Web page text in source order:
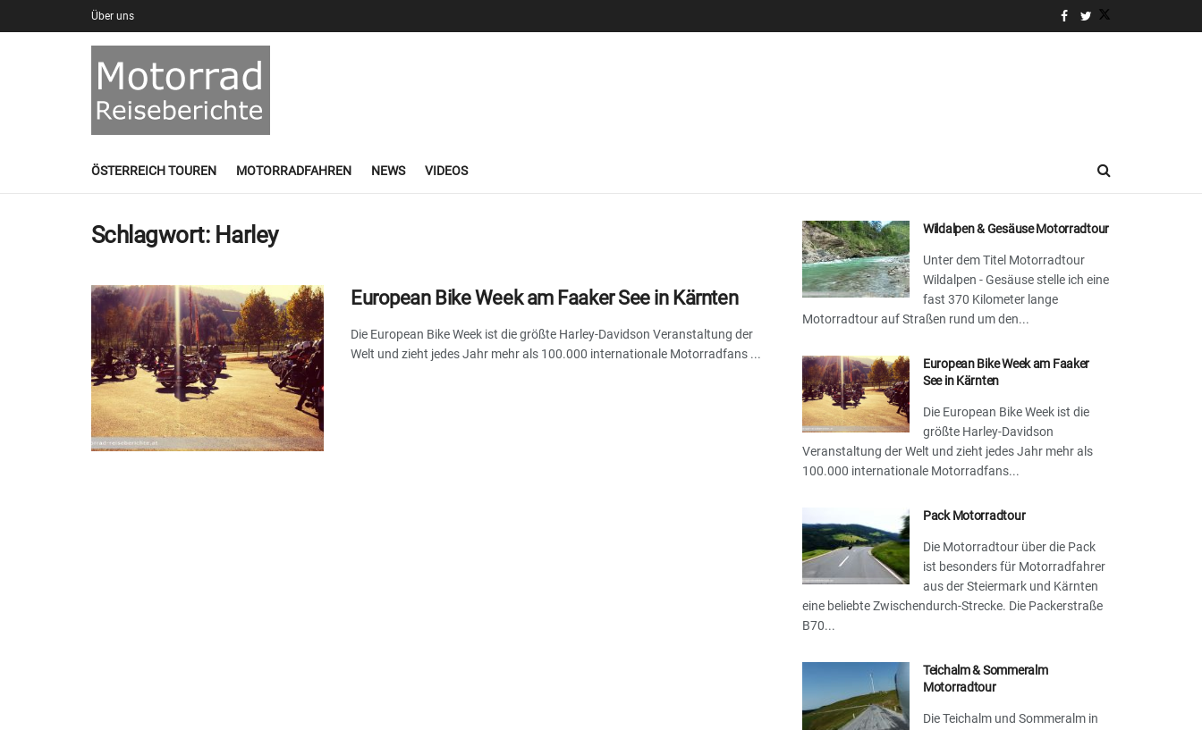
Über uns
ÖSTERREICH TOUREN MOTORRADFAHREN NEWS VIDEOS
Schlagwort: Harley
European Bike Week am Faaker See in Kärnten
Die European Bike Week ist die größte Harley-Davidson Veranstaltung der
Welt und zieht jedes Jahr mehr als 100.000 internationale Motorradfans ...
Wildalpen & Gesäuse Motorradtour
Unter dem Titel Motorradtour
Wildalpen - Gesäuse stelle ich eine
fast 370 Kilometer lange
Motorradtour auf Straßen rund um den...
European Bike Week am Faaker
See in Kärnten
Die European Bike Week ist die
größte Harley-Davidson
Veranstaltung der Welt und zieht jedes Jahr mehr als
100.000 internationale Motorradfans...
Pack Motorradtour
Die Motorradtour über die Pack
ist besonders für Motorradfahrer
aus der Steiermark und Kärnten
eine beliebte Zwischendurch-Strecke. Die Packerstraße
B70...
Teichalm & Sommeralm
Motorradtour
Die Teichalm und Sommeralm in